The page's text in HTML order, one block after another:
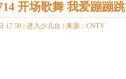
开场歌舞 我爱蹦蹦跳
17:50 | 进入少儿台 来源：CNTV